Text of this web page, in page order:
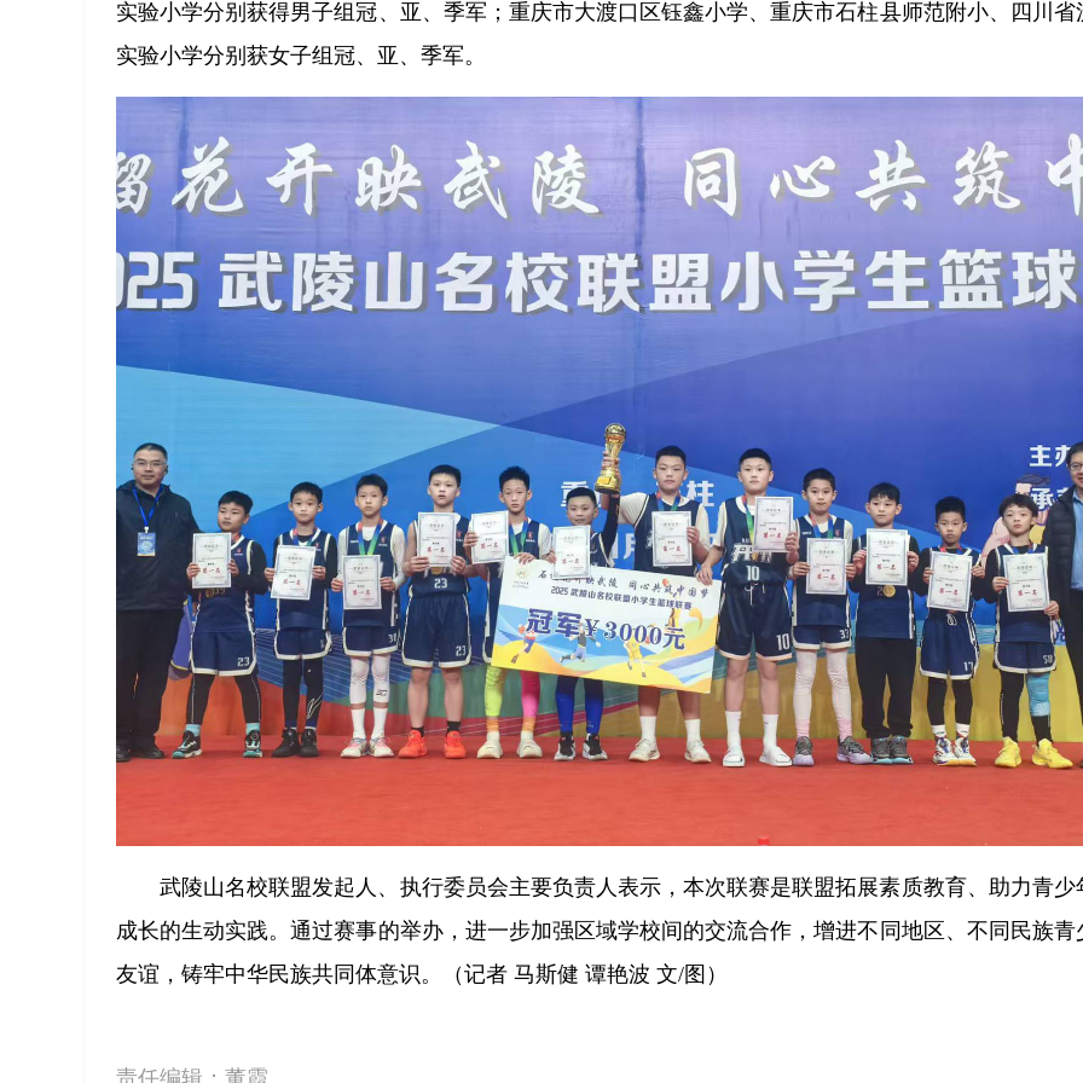
实验小学分别获得男子组冠、亚、季军；重庆市大渡口区钰鑫小学、重庆市石柱县师范附小、四川省
实验小学分别获女子组冠、亚、季军。
武陵山名校联盟发起人、执行委员会主要负责人表示，本次联赛是联盟拓展素质教育、助力青少
成长的生动实践。通过赛事的举办，进一步加强区域学校间的交流合作，增进不同地区、不同民族青
友谊，铸牢中华民族共同体意识。（记者 马斯健 谭艳波 文/图）